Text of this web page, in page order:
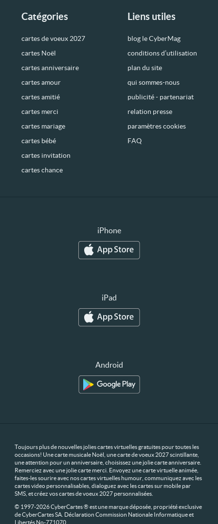
Catégories
cartes de voeux 2027
cartes Noël
cartes anniversaire
cartes amour
cartes amitié
cartes merci
cartes mariage
cartes bébé
cartes invitation
cartes chance
Liens utiles
blog le CyberMag
conditions d’utilisation
plan du site
qui sommes-nous
publicité - partenariat
relation presse
paramètres cookies
FAQ
iPhone
iPad
Android
Toujours plus de nouvelles jolies cartes virtuelles gratuites pour toutes les
occasions! Une carte musicale Noël, une carte de voeux 2027 scintillante,
une attention pour un anniversaire, choisissez une jolie carte anniversaire.
Remerciez avec une jolie carte merci. Envoyez une carte virtuelle animée,
faites-les sourire avec nos cartes virtuelles humour, communiquez avec les
cartes video personnalisables, dialoguez avec les cartes sur mobile par
SMS, et créez vos cartes de voeux 2027 personnalisées.
© 1997-2026 CyberCartes ® est une marque déposée, propriété exclusive
de CyberCartes SA. Déclaration Commission Nationale Informatique et
Libertés No-771070.